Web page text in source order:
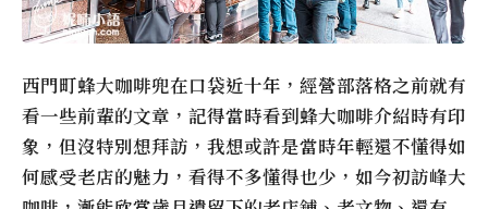
西門町蜂大咖啡兜在口袋近十年，經營部落格之前就有
看一些前輩的文章，記得當時看到蜂大咖啡介紹時有印
象，但沒特別想拜訪，我想或許是當時年輕還不懂得如
何感受老店的魅力，看得不多懂得也少，如今初訪峰大